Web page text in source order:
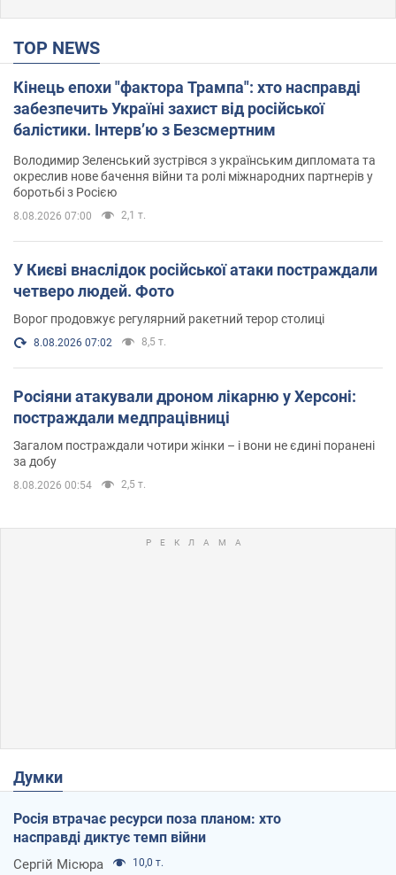
TOP NEWS
Кінець епохи "фактора Трампа": хто насправді
забезпечить Україні захист від російської
балістики. Інтерв’ю з Безсмертним
Володимир Зеленський зустрівся з українським дипломата та
окреслив нове бачення війни та ролі міжнародних партнерів у
боротьбі з Росією
8.08.2026 07:00 2,1 т.
У Києві внаслідок російської атаки постраждали
четверо людей. Фото
Ворог продовжує регулярний ракетний терор столиці
8.08.2026 07:02 8,5 т.
Росіяни атакували дроном лікарню у Херсоні:
постраждали медпрацівниці
Загалом постраждали чотири жінки – і вони не єдині поранені
за добу
8.08.2026 00:54 2,5 т.
Думки
Росія втрачає ресурси поза планом: хто
насправді диктує темп війни
Сергій Місюра 10,0 т.